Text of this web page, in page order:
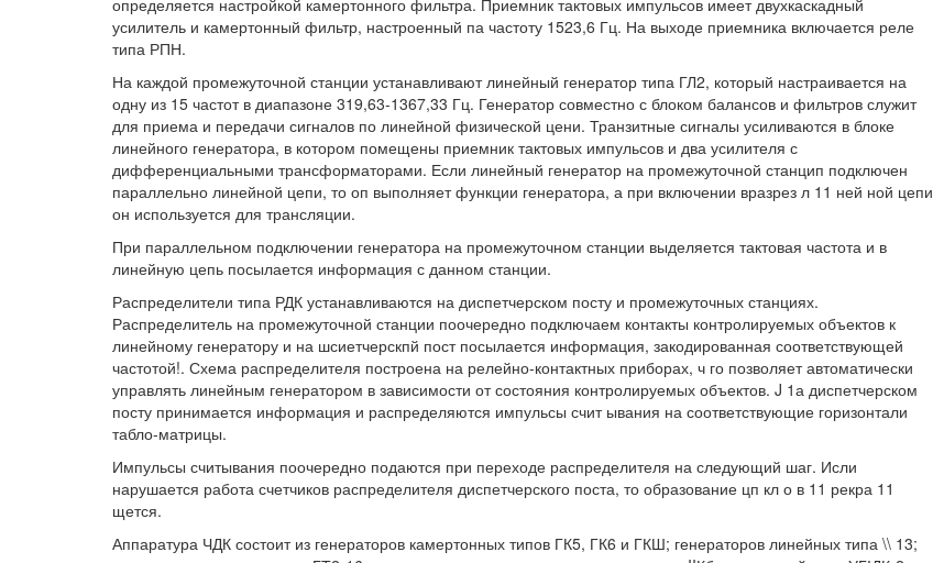
определяется настройкой камертонного фильтра. Приемник тактовых импульсов имеет двухкаскадный
усилитель и камертонный фильтр, настроенный па частоту 1523,6 Гц. На выходе приемника включается реле
типа РПН.
На каждой промежуточной станции устанавливают линейный генератор типа ГЛ2, который настраивается на
одну из 15 частот в диапазоне 319,63-1367,33 Гц. Генератор совместно с блоком балансов и фильтров служит
для приема и передачи сигналов по линейной физической цени. Транзитные сигналы усиливаются в блоке
линейного генератора, в котором помещены приемник тактовых импульсов и два усилителя с
дифференциальными трансформаторами. Если линейный генератор на промежуточной станцип подключен
параллельно линейной цепи, то оп выполняет функции генератора, а при включении вразрез л 11 ней ной цепи
он используется для трансляции.
При параллельном подключении генератора на промежуточном станции выделяется тактовая частота и в
линейную цепь посылается информация с данном станции.
Распределители типа РДК устанавливаются на диспетчерском посту и промежуточных станциях.
Распределитель на промежуточной станции поочередно подключаем контакты контролируемых объектов к
линейному генератору и на шсиетчерскпй пост посылается информация, закодированная соответствующей
частотой!. Схема распределителя построена на релейно-контактных приборах, ч го позволяет автоматически
управлять линейным генератором в зависимости от состояния контролируемых объектов. J 1а диспетчерском
посту принимается информация и распределяются импульсы счит ывания на соответствующие горизонтали
табло-матрицы.
Импульсы считывания поочередно подаются при переходе распределителя на следующий шаг. Исли
нарушается работа счетчиков распределителя диспетчерского поста, то образование цп кл о в 11 рекра 11
щется.
Аппаратура ЧДК состоит из генераторов камертонных типов ГК5, ГК6 и ГКШ; генераторов линейных типа \\ 13;